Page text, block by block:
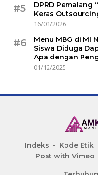
#5
DPRD Pemalang
Keras
16/01/2026
#6
Menu MBG di MI
Siswa Diduga
Apa dengan
01/12/2025
Indeks Kode Etik
Post with Vimeo